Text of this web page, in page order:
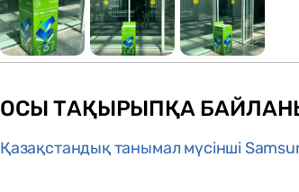
ОСЫ ТАҚЫРЫПҚА
Қазақстандық танымал мүсінші